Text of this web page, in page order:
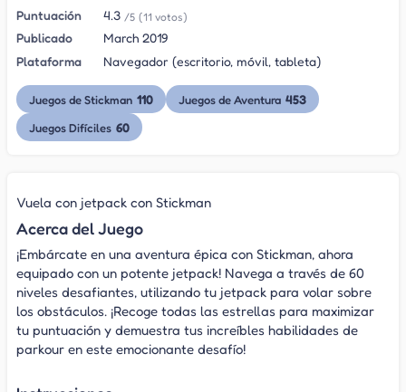
Puntuación 4.3 /5 (11 votos)
Publicado
March 2019
Plataforma
Navegador (escritorio, móvil, tableta)
Juegos de Stickman 110 Juegos de Aventura 453
Juegos Difíciles 60
Vuela con jetpack con Stickman
Acerca del Juego
¡Embárcate en una aventura épica con Stickman, ahora
equipado con un potente jetpack! Navega a través de 60
niveles desafiantes, utilizando tu jetpack para volar sobre
los obstáculos. ¡Recoge todas las estrellas para maximizar
tu puntuación y demuestra tus increíbles habilidades de
parkour en este emocionante desafío!